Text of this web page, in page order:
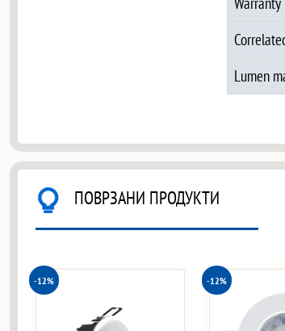
Lumen
ПОВРЗАНИ ПРОДУКТИ
-12% -12%